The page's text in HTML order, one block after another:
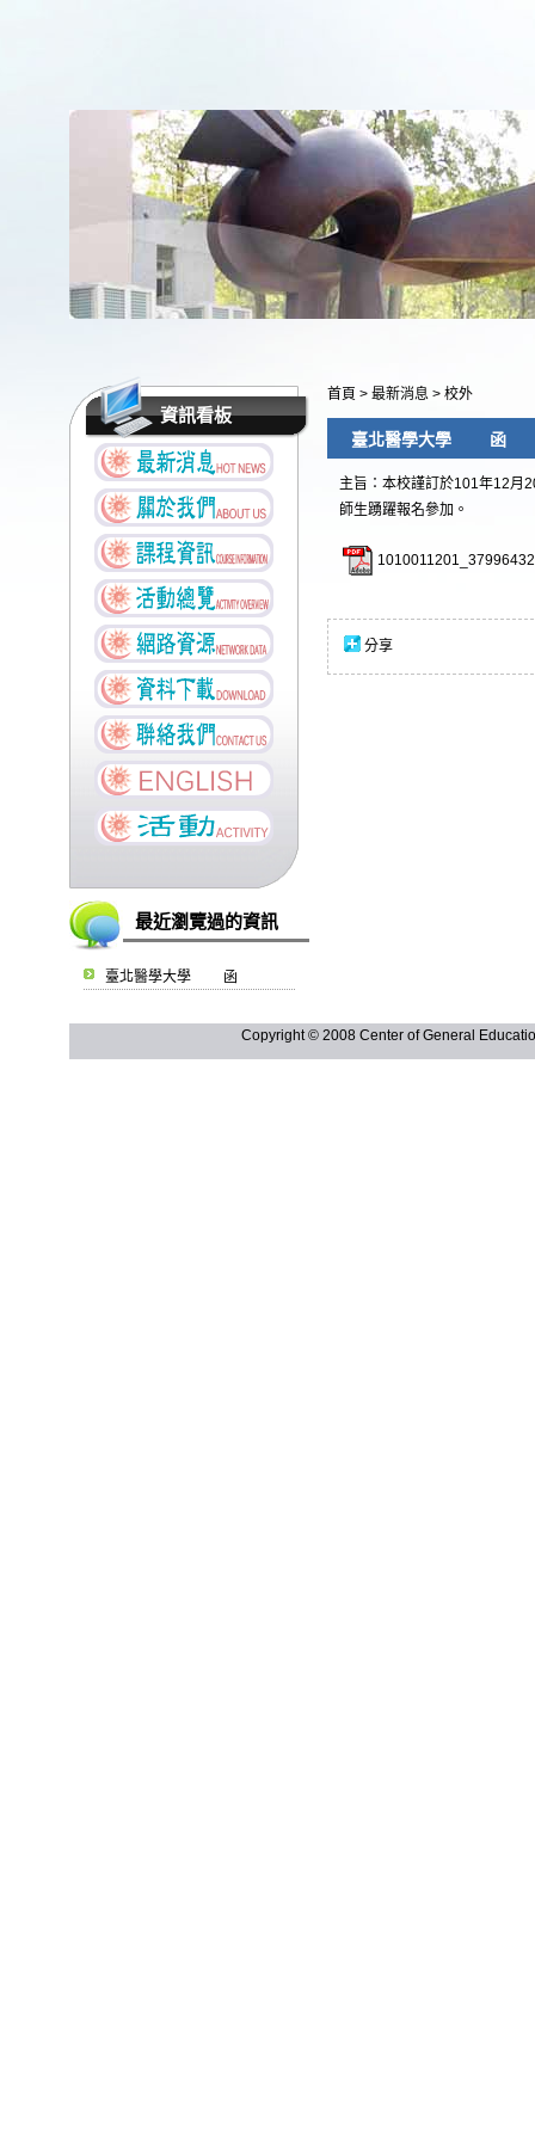
資訊看板
最近瀏覽過的資訊
臺北醫學大學 函
首頁 > 最新消息 > 校外
臺北醫學大學 函
主旨：本校謹訂於101年12月
師生踴躍報名參加。
分享
Copyright © 2008 Center of General